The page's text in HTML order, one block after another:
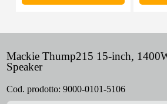
Mackie Thump215 15-inch,
Speaker
Cod. prodotto: 9000-0101-5106